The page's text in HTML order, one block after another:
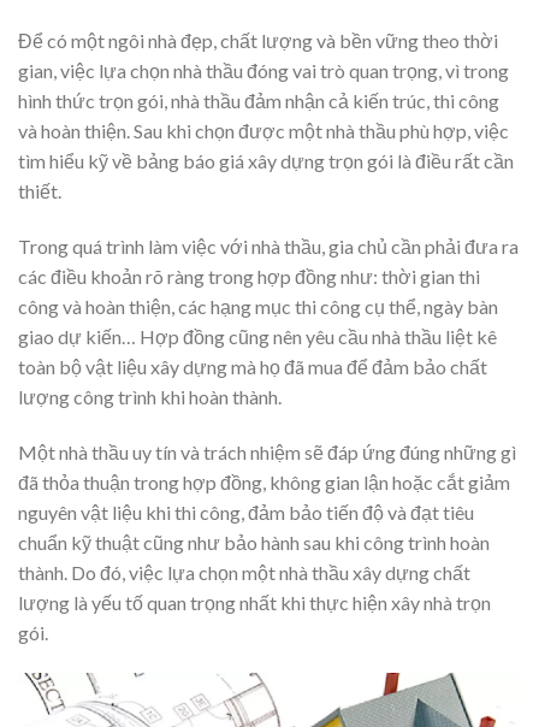
Để có một ngôi nhà đẹp, chất lượng và bền vững theo thời
gian, việc lựa chọn nhà thầu đóng vai trò quan trọng, vì trong
hình thức trọn gói, nhà thầu đảm nhận cả kiến trúc, thi công
và hoàn thiện. Sau khi chọn được một nhà thầu phù hợp, việc
tìm hiểu kỹ về bảng báo giá xây dựng trọn gói là điều rất cần
thiết.
Trong quá trình làm việc với nhà thầu, gia chủ cần phải đưa ra
các điều khoản rõ ràng trong hợp đồng như: thời gian thi
công và hoàn thiện, các hạng mục thi công cụ thể, ngày bàn
giao dự kiến… Hợp đồng cũng nên yêu cầu nhà thầu liệt kê
toàn bộ vật liệu xây dựng mà họ đã mua để đảm bảo chất
lượng công trình khi hoàn thành.
Một nhà thầu uy tín và trách nhiệm sẽ đáp ứng đúng những gì
đã thỏa thuận trong hợp đồng, không gian lận hoặc cắt giảm
nguyên vật liệu khi thi công, đảm bảo tiến độ và đạt tiêu
chuẩn kỹ thuật cũng như bảo hành sau khi công trình hoàn
thành. Do đó, việc lựa chọn một nhà thầu xây dựng chất
lượng là yếu tố quan trọng nhất khi thực hiện xây nhà trọn
gói.